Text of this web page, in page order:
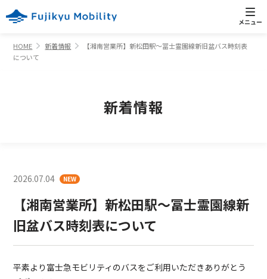
HOME 新着情報
【湘南営業所】新松田駅～冨士霊園線新旧盆バス時刻表
について
新着情報
2026.07.04 NEW
【湘南営業所】新松田駅～冨士霊園線新
旧盆バス時刻表について
平素より富士急モビリティのバスをご利用いただきありがとう